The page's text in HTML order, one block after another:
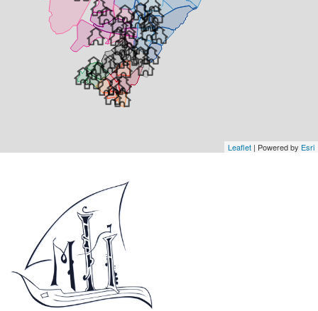
Leaflet | Powered by Esri